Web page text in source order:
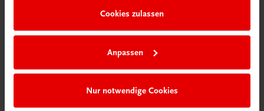
Cookies zulassen
Anpassen
Nur notwendige Cookies